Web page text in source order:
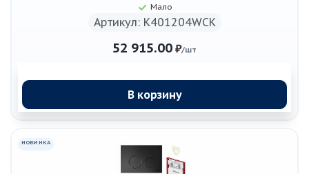
Мало
Артикул: K401204WCK
52 915.00 ₽/шт
В корзину
НОВИНКА